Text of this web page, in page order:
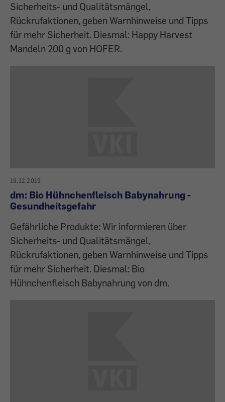
Sicherheits- und Qualitätsmängel,
Rückrufaktionen, geben Warnhinweise und Tipps
für mehr Sicherheit. Diesmal: Happy Harvest
Mandeln 200 g von HOFER.
19.12.2019
dm: Bio Hühnchenfleisch Babynahrung -
Gesundheitsgefahr
Gefährliche Produkte: Wir informieren über
Sicherheits- und Qualitätsmängel,
Rückrufaktionen, geben Warnhinweise und Tipps
für mehr Sicherheit. Diesmal: Bio
Hühnchenfleisch Babynahrung von dm.